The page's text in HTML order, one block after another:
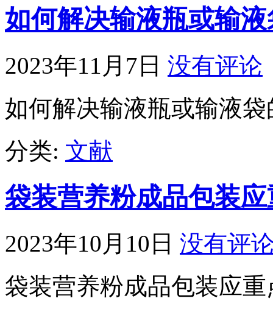
如何解决输液瓶或输
2023年11月7日 没有评论
如何解决输液瓶或输液
分类: 文献
袋装营养粉成品包装
2023年10月10日 没有评
袋装营养粉成品包装应